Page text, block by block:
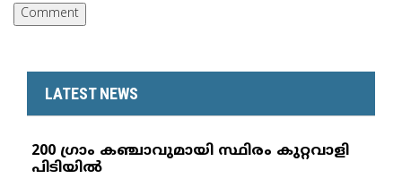
LATEST NEWS
200 ഗ്രാം കഞ്ചാവുമായി സ്ഥിരം കുറ്റവാളി
പിടിയില്‍